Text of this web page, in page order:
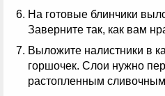
На готовые блинчики
Заверните так, как вам
Выложите налистники в
горшочек. Слои нужно
растопленным